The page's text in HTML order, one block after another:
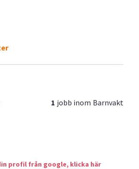
1 jobb inom Barnvakt
profil från google, klicka här